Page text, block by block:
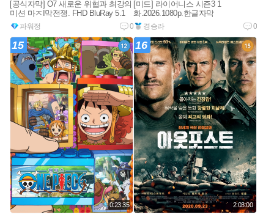
[공식자막] O7 새로운 위협과 최강의
미션 마ㅈI막전쟁. FHD BluRay 5.1
파워정 0
[미드] 라이어니스 시즌3 1
화.2026.1080p.한글자막
경승라 0
15
0:23:35
16
2:03:00